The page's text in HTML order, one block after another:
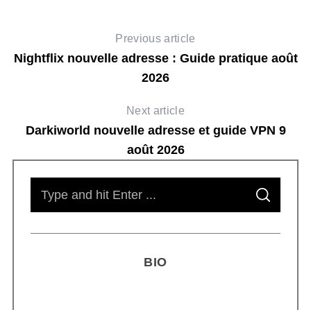
Previous article
Nightflix nouvelle adresse : Guide pratique août
2026
Next article
Darkiworld nouvelle adresse et guide VPN 9
août 2026
S
A
C
BIO